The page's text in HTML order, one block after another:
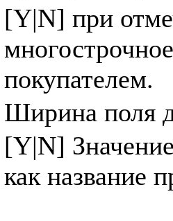
[Y|N] при
покупателем.
Ширина поля
[Y|N]
как название